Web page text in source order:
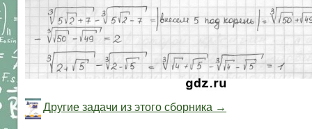
Другие задачи из этого сборника →